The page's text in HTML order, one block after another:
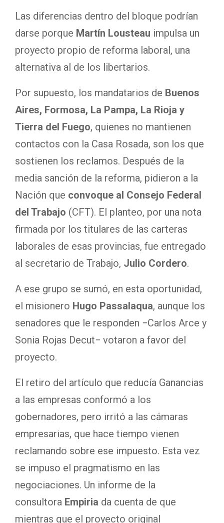
Las diferencias dentro del bloque podrían
darse porque Martín Lousteau impulsa un
proyecto propio de reforma laboral, una
alternativa al de los libertarios.
Por supuesto, los mandatarios de Buenos
Aires, Formosa, La Pampa, La Rioja y
Tierra del Fuego, quienes no mantienen
contactos con la Casa Rosada, son los que
sostienen los reclamos. Después de la
media sanción de la reforma, pidieron a la
Nación que convoque al Consejo Federal
del Trabajo (CFT). El planteo, por una nota
firmada por los titulares de las carteras
laborales de esas provincias, fue entregado
al secretario de Trabajo, Julio Cordero.
A ese grupo se sumó, en esta oportunidad,
el misionero Hugo Passalaqua, aunque los
senadores que le responden −Carlos Arce y
Sonia Rojas Decut− votaron a favor del
proyecto.
El retiro del artículo que reducía Ganancias
a las empresas conformó a los
gobernadores, pero irritó a las cámaras
empresarias, que hace tiempo vienen
reclamando sobre ese impuesto. Esta vez
se impuso el pragmatismo en las
negociaciones. Un informe de la
consultora Empiria da cuenta de que
mientras que el proyecto original